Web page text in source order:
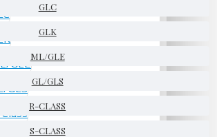
GLC
GLK
ML/GLE
GL/GLS
R-CLASS
S-CLASS